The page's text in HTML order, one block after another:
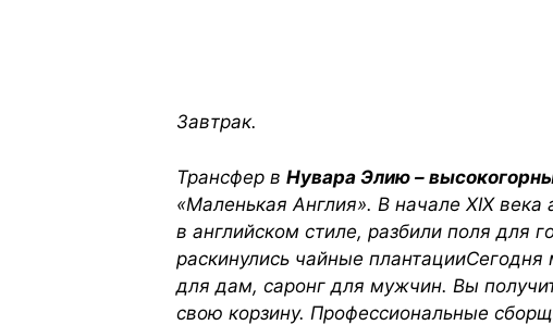
Завтрак.
Трансфер в Нувара Элию –
«Маленькая Англия». В начале XIX
в английском стиле, разбили поля
раскинулись чайные плантацииСегодня
для дам, саронг для мужчин. Вы
свою корзину. Профессиональные